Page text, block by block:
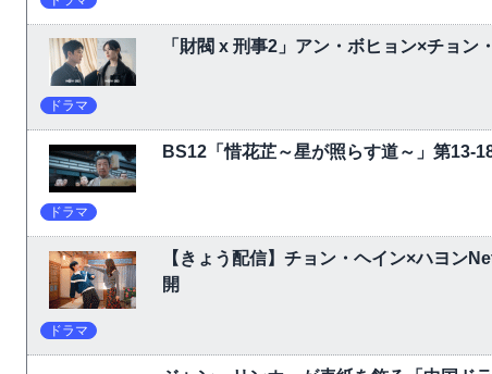
「財閥 x 刑事2」アン・ボヒョン×チョ
ドラマ
BS12「惜花芷～星が照らす道～」第13-
ドラマ
【きょう配信】チョン・ヘイン×ハヨン
開
ドラマ